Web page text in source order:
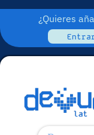
¿Quieres